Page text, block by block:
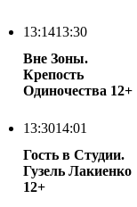
13:1413:30
Вне Зоны.
Крепость
Одиночества 12+
13:3014:01
Гость в Студии.
Гузель Лакиенко
12+